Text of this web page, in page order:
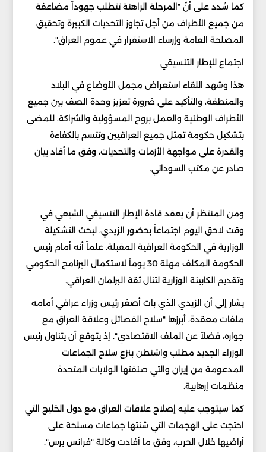
كما شدد على أنّ "المرحلة الراهنة تتطلب جهوداً مضاعفة
من جميع الأطراف من أجل تجاوز التحديات الكبيرة وتحقيق
المصلحة العامة وإرساء الاستقرار في عموم العراق".
اجتماع للإطار التنسيقي
هذا وشهد اللقاء استعراض مجمل الأوضاع في البلاد
والمنطقة، والتأكيد على ضرورة تعزيز وحدة الصف بين جميع
الأطراف الوطنية والعمل بروح المسؤولية والشراكة، للمضي
بتشكيل حكومة تمثل جميع العراقيين وتتسم بالكفاءة
والقدرة على مواجهة الأزمات والتحديات، وفق ما أفاد بيان
صادر عن مكتب السوداني.
ومن المنتظر أن يعقد قادة الإطار التنسيقي الشيعي في
وقت لاحق اليوم اجتماعاً بحضور الزيدي، لبحث التشكيلة
الوزارية في الحكومة العراقية المقبلة. علماً أنه أمام رئيس
الحكومة المكلف مهلة 30 يوماً لاستكمال البرنامح الحكومي
وتقديم الكابينة الوزارية لتنال ثقة البرلمان العراقي.
يشار إلى أن الزيدي الذي بات أصغر رئيس وزراء عراقي أمامه
ملفات معقدة، أبرزها "سلاح الفصائل وعلاقة العراق مع
جواره، فضلاً عن الملف الاقتصادي". إذ يتوقع أن يتناول رئيس
الوزراء الجديد مطلب واشنطن بنزع سلاح الجماعات
المدعومة من إيران والتي صنفتها الولايات المتحدة
منظمات إرهابية.
كما سيتوجب عليه إصلاح علاقات العراق مع دول الخليج التي
احتجت على الهجمات التي شنتها جماعات مسلحة على
أراضيها خلال الحرب، وفق ما أفادت وكالة "فرانس برس".